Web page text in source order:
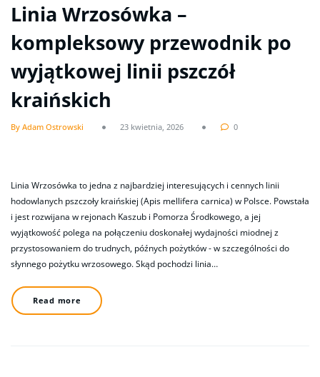
Linia Wrzosówka –
kompleksowy przewodnik po
wyjątkowej linii pszczół
kraińskich
By Adam Ostrowski 23 kwietnia, 2026 0
Linia Wrzosówka to jedna z najbardziej interesujących i cennych linii
hodowlanych pszczoły kraińskiej (Apis mellifera carnica) w Polsce. Powstała
i jest rozwijana w rejonach Kaszub i Pomorza Środkowego, a jej
wyjątkowość polega na połączeniu doskonałej wydajności miodnej z
przystosowaniem do trudnych, późnych pożytków - w szczególności do
słynnego pożytku wrzosowego. Skąd pochodzi linia…
Read more